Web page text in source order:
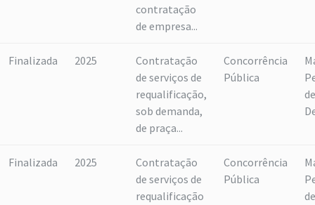
contratação
de empresa...
Finalizada 2025
Contratação
de serviços de
requalificação,
sob demanda,
de praça...
Concorrência
Pública
de
Finalizada 2025
Contratação
de serviços de
requalificação
Concorrência
Pública
de